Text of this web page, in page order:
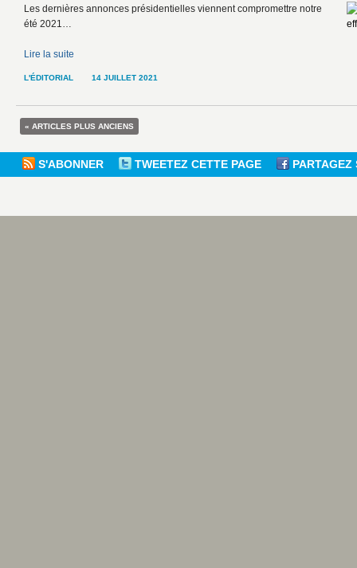
Les dernières annonces présidentielles viennent compromettre notre
été 2021…
Lire la suite
L'ÉDITORIAL 14 JUILLET 2021
« ARTICLES PLUS ANCIENS
S'ABONNER TWEETEZ CETTE PAGE PARTAGEZ